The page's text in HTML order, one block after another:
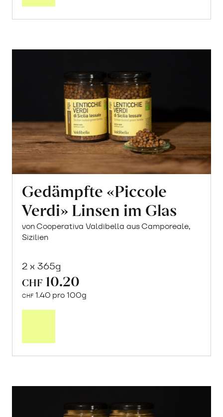
Gedämpfte «Piccole
Verdi» Linsen im Glas
von Cooperativa Valdibella aus Camporeale,
Sizilien
2 x 365g
CHF 10.20
CHF 1.40 pro 100g